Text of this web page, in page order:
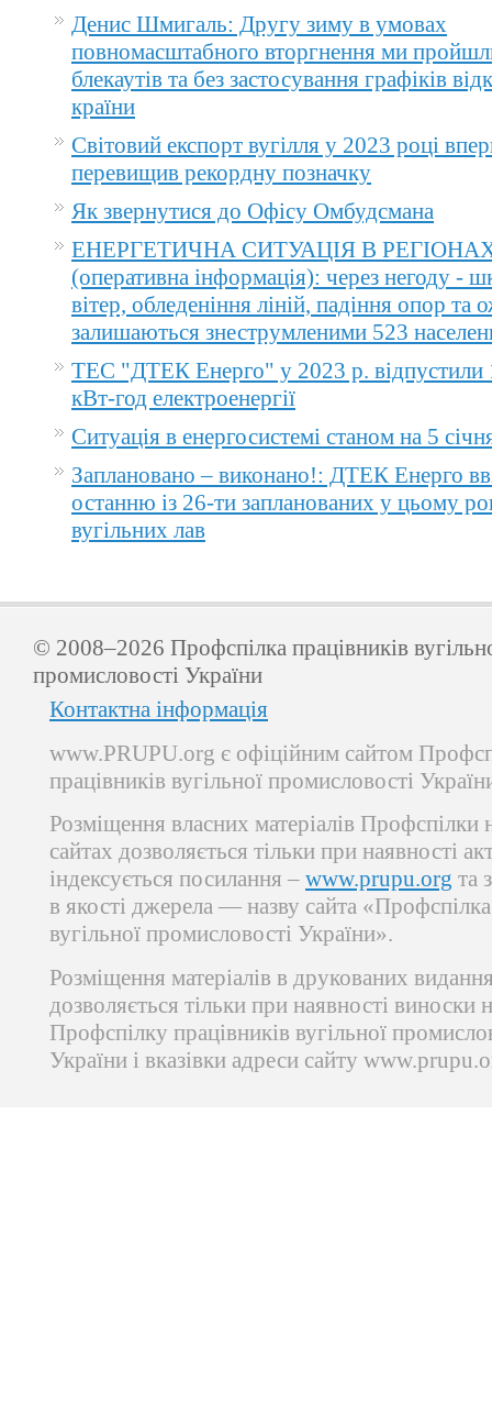
Денис Шмигаль: Другу зиму в умовах
повномасштабного вторгнення ми
блекаутів та без застосування графіків
країни
Світовий експорт вугілля у 2023 році
перевищив рекордну позначку
Як звернутися до Офісу Омбудсмана
ЕНЕРГЕТИЧНА СИТУАЦІЯ В
(оперативна інформація): через негоду -
вітер, обледеніння ліній, падіння опор та
залишаються знеструмленими 523
ТЕС "ДТЕК Енерго" у 2023 р. відпустили
кВт-год електроенергії
Ситуація в енергосистемі станом на 5
Заплановано – виконано!: ДТЕК Енерго
останню із 26-ти запланованих у цьому
вугільних лав
© 2008–2026 Профспілка працівників
промисловості України
Контактна інформація
www.PRUPU.org є офіційним сайтом
працівників вугільної промисловості
Розміщення власних матеріалів Профспілки
сайтах дозволяється тільки при наявності
індексується посилання – www.prupu.org та
в якості джерела — назву сайта «Профспілка
вугільної промисловості України».
Розміщення матеріалів в друкованих
дозволяється тільки при наявності виноски
Профспілку працівників вугільної
України і вказівки адреси сайту